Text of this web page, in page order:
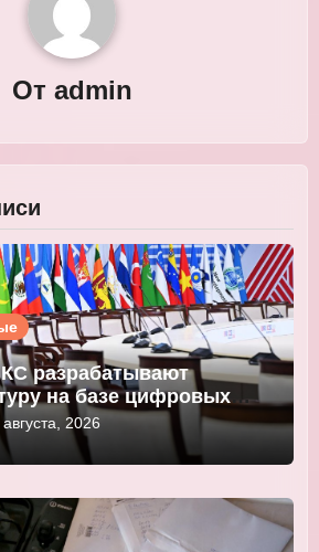
От admin
разрабатывают
на базе цифровых
2026